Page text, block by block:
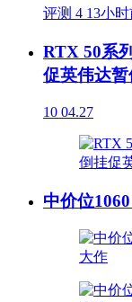
评测 4 13小
RTX 50系
促英伟达
10 04.27
中价位